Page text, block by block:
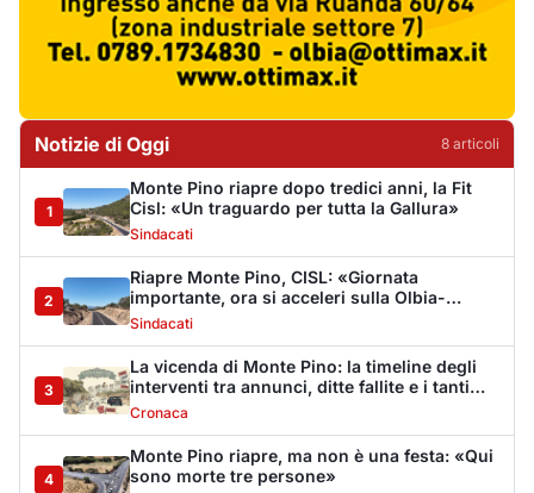
Notizie di Oggi 8 articoli
1
Monte Pino riapre dopo tredici anni, la Fit
Cisl: «Un traguardo per tutta la Gallura»
Sindacati
2
Riapre Monte Pino, CISL: «Giornata
importante, ora si acceleri sulla Olbia-
Arzachena-Palau»
Sindacati
3
La vicenda di Monte Pino: la timeline degli
interventi tra annunci, ditte fallite e i tanti
stop
Cronaca
4
Monte Pino riapre, ma non è una festa: «Qui
sono morte tre persone»